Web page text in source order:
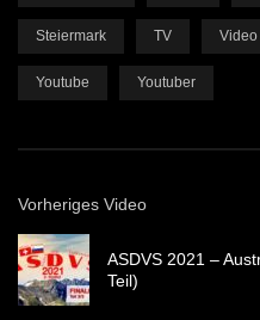
Steiermark TV Video
Youtube Youtuber
Vorheriges Video
ASDVS 2021 –
Teil)